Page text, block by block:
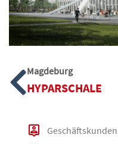
Magdeburg
HYPARSCHALE
Geschäftskunden